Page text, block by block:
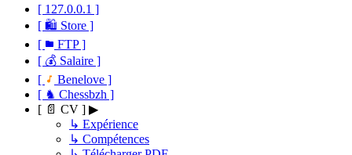
[ 127.0.0.1 ]
[ 🛍 Store ]
[
FTP ]
[ 💰 Salaire ]
[
Benelove ]
[ ♞ Chessbzh ]
[ 📄 CV ] ▶
↳ Expérience
↳ Compétences